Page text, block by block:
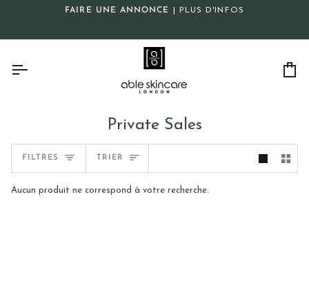
FAIRE UNE ANNONCE | PLUS D'INFOS
Private Sales
FILTRES Trier
TRIER
Aucun produit ne correspond à votre recherche.